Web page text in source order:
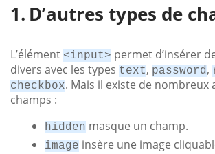
D’autres types de
L’élément <input> permet d’insérer
divers avec les types text, password,
checkbox. Mais il existe de nombreux
champs :
hidden masque un champ.
image insère une image